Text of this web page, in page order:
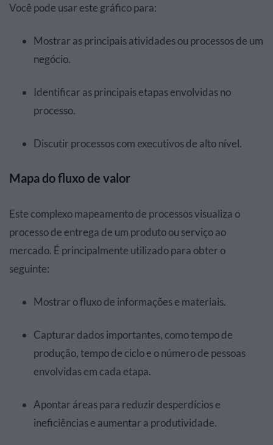
Você pode usar este gráfico para:
Mostrar as principais atividades ou processos de um
negócio.
Identificar as principais etapas envolvidas no
processo.
Discutir processos com executivos de alto nível.
Mapa do fluxo de valor
Este complexo mapeamento de processos visualiza o
processo de entrega de um produto ou serviço ao
mercado. É principalmente utilizado para obter o
seguinte:
Mostrar o fluxo de informações e materiais.
Capturar dados importantes, como tempo de
produção, tempo de ciclo e o número de pessoas
envolvidas em cada etapa.
Apontar áreas para reduzir desperdícios e
ineficiências e aumentar a produtividade.